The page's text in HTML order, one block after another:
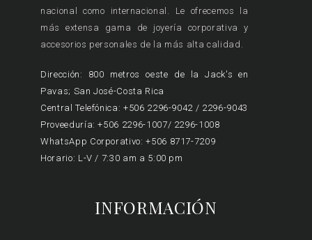
nacional como internacional. Le ofrecemos la
más extensa gama de joyería corporativa y
accesorios personales de la más alta calidad.
Dirección: 800 metros oeste de la Jack's en
Pavas; San José-Costa Rica
Central Telefónica: +506 2296-9042 / 2296-9043
Proveeduría: +506 2296-1007/ 2296-1008
WhatsApp Corporativo: +506 8717-7209
Horario: L-V / 7:30 am a 5:00 pm
INFORMACIÓN